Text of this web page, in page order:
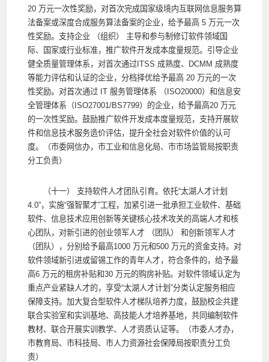
20 万元一次性奖励，对首次完成国家级境内互联网信息服务算
法备案或深度合成服务算法备案的企业，给予最高 5 万元一次
性奖励。支持企业 （组织） 主导和参与制修订软件领域国
际、国家或行业标准，推广软件开发成本度量规范。引导企业
健全质量管理体系，对首次通过ITSS 成熟度、DCMM 成熟度
等能力评估和认证的企业，分档择优给予最高 20 万元的一次
性奖励。对首次通过 IT 服务管理体系 （ISO20000）和信息安
全管理体系（ISO27001/BS7799）的企业，给予最高20 万元
的一次性奖励。鼓励推广软件开发成本度量规范，支持开展软
件和信息技术服务造价评估，提升全社会对软件价值的认可
度。（市委网信办，市工业和信息化局、市市场监管局按职责
分工负责）
（十一） 支持软件人才团队引育。依托“太湖人才计划
4.0”，实施“强智聚才”工程，加紧引进一批承担工业软件、基础
软件、信息技术应用创新等关键核心技术攻关的高端人才和核
心团队，对新引进的创业领军人才 （团队） 和创新领军人才
（团队），分别给予最高1000 万元和500 万元的资金支持。对
软件领域新引进或留锡工作的青年人才，符合条件的，给予最
高6 万元的租房补贴和30 万元的购房补贴。对软件领域认定为
重点产业紧缺人才的，享受“太湖人才计划”分类认定服务相应
保障支持。加大复合型软件人才梯队培养力度，鼓励校企共建
联合实验室和实训基地、高技能人才培养基地，共同编制软件
教材、联合开展实训教学、人才资质认证等。（市委人才办，
市教育局、市科技局、市人力资源社会保障局按职责分工负
责）